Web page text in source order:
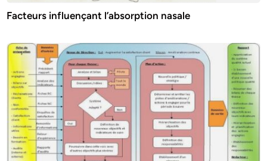
Facteurs influençant l’absorption nasale